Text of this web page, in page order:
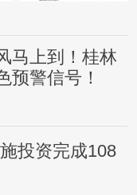
马上到！桂林
预警信号！
投资完成108